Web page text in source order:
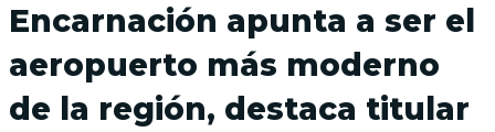
Encarnación apunta a ser el
aeropuerto más moderno
de la región, destaca titular